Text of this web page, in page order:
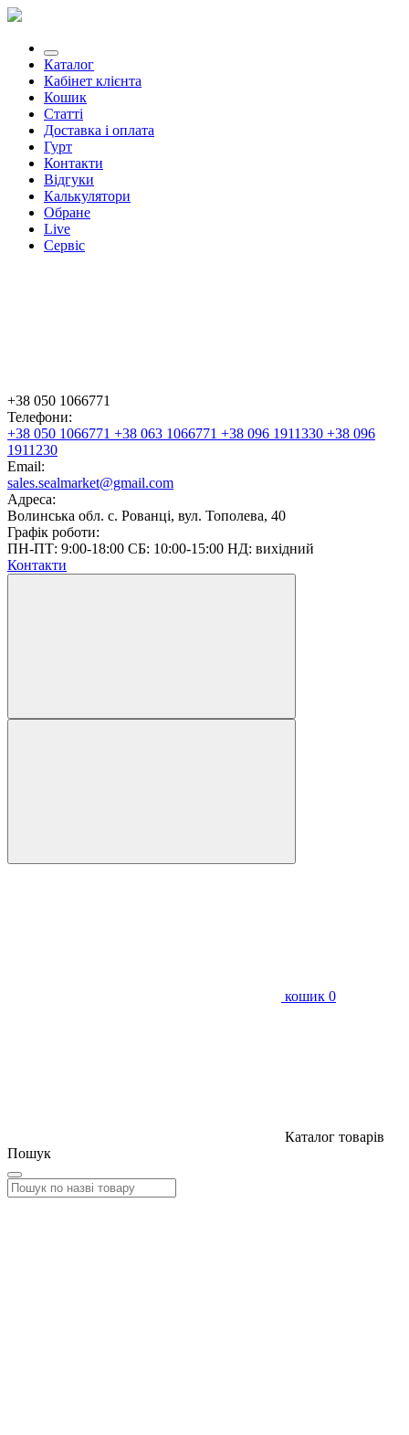
Каталог
Кабінет клієнта
Кошик
Статті
Доставка і оплата
Гурт
Контакти
Відгуки
Калькулятори
Обране
Live
Сервіс
+38 050 1066771
Телефони:
+38 050 1066771 +38 063 1066771 +38 096 1911330 +38 096
1911230
Email:
sales.sealmarket@gmail.com
Адреса:
Волинська обл. с. Рованці, вул. Тополева, 40
Графік роботи:
ПН-ПТ: 9:00-18:00 СБ: 10:00-15:00 НД: вихідний
Контакти
кошик 0
Каталог товарів
Пошук